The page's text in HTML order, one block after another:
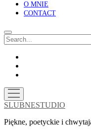
O MNIE
CONTACT
Search
open
menu
SLUBNESTUDIO
Piękne, poetyckie i